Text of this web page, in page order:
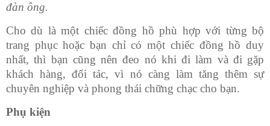
đàn ông.
Cho dù là một chiếc đồng hồ phù hợp với từng bộ
trang phục hoặc bạn chỉ có một chiếc đồng hồ duy
nhất, thì bạn cũng nên đeo nó khi đi làm và đi gặp
khách hàng, đối tác, vì nó càng làm tăng thêm sự
chuyên nghiệp và phong thái chững chạc cho bạn.
Phụ kiện